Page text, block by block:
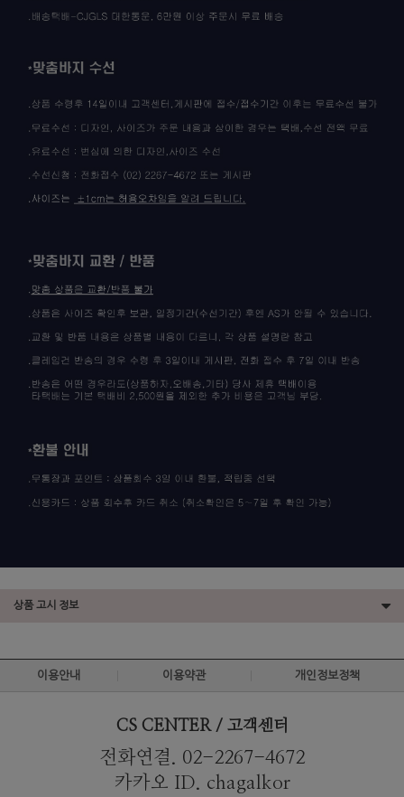
상품 고시 정보
이용안내 이용약관 개인정보정책
CS CENTER / 고객센터
전화연결. 02-2267-4672
카카오 ID. chagalkor